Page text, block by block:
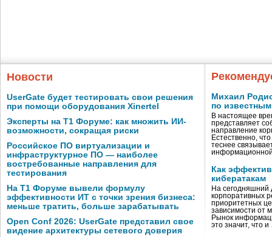
Новости
UserGate будет тестировать свои решения
при помощи оборудования Xinertel
Эксперты на Т1 Форуме: как множить ИИ-
возможности, сокращая риски
Российское ПО виртуализации и
инфраструктурное ПО — наиболее
востребованные направления для
тестирования
На Т1 Форуме вывели формулу
эффективности ИТ с точки зрения бизнеса:
меньше тратить, больше зарабатывать
Open Conf 2026: UserGate представил свое
видение архитектуры сетевого доверия
Михаил
по
В настоящее
представляет
направление
Естественно,
теснее
Как
кибератакам
На сегодняшний
корпоративных
приоритетных
зависимости от
Рынок
это значит, что